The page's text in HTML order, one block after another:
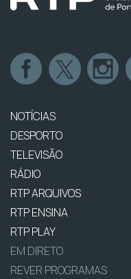
NOTÍCIAS
DESPORTO
TELEVISÃO
RÁDIO
RTP ARQUIVOS
RTP ENSINA
RTP PLAY
EM DIRETO
REVER PROGRAMAS